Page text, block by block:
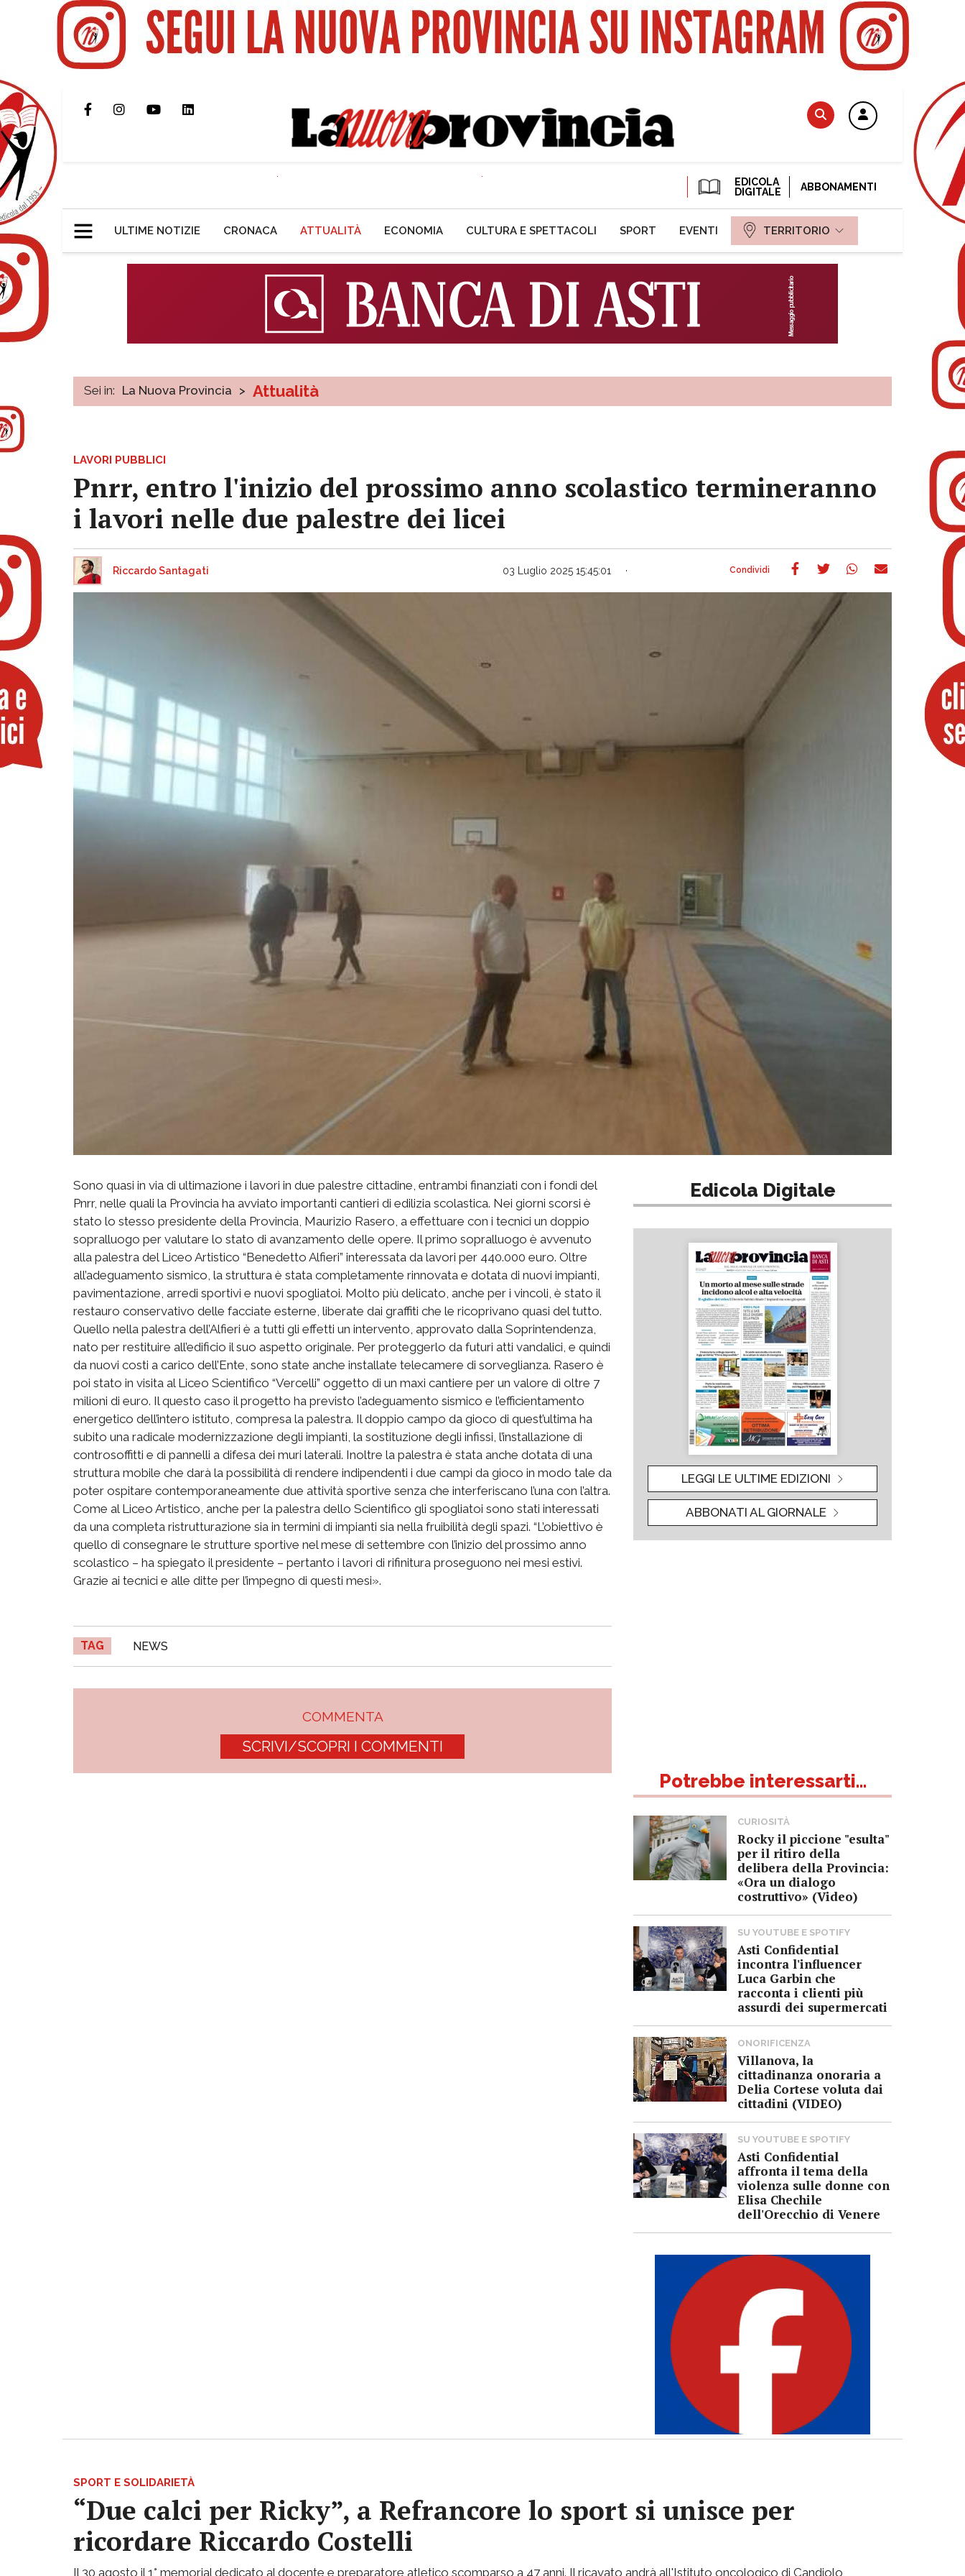
EDICOLA
DIGITALE
ABBONAMENTI
ULTIME NOTIZIE CRONACA ATTUALITÀ ECONOMIA CULTURA E SPETTACOLI SPORT EVENTI TERRITORIO
Sei in: La Nuova Provincia > Attualità
LAVORI PUBBLICI
Pnrr, entro l'inizio del prossimo anno scolastico termineranno
i lavori nelle due palestre dei licei
Riccardo Santagati 03 Luglio 2025 15:45:01
Sono quasi in via di ultimazione i lavori in due palestre cittadine, entrambi finanziati con i fondi del
Pnrr, nelle quali la Provincia ha avviato importanti cantieri di edilizia scolastica. Nei giorni scorsi è
stato lo stesso presidente della Provincia, Maurizio Rasero, a effettuare con i tecnici un doppio
sopralluogo per valutare lo stato di avanzamento delle opere. Il primo sopralluogo è avvenuto
alla palestra del Liceo Artistico “Benedetto Alfieri” interessata da lavori per 440.000 euro. Oltre
all’adeguamento sismico, la struttura è stata completamente rinnovata e dotata di nuovi impianti,
pavimentazione, arredi sportivi e nuovi spogliatoi. Molto più delicato, anche per i vincoli, è stato il
restauro conservativo delle facciate esterne, liberate dai graffiti che le ricoprivano quasi del tutto.
Quello nella palestra dell’Alfieri è a tutti gli effetti un intervento, approvato dalla Soprintendenza,
nato per restituire all’edificio il suo aspetto originale. Per proteggerlo da futuri atti vandalici, e quindi
da nuovi costi a carico dell’Ente, sono state anche installate telecamere di sorveglianza. Rasero è
poi stato in visita al Liceo Scientifico “Vercelli” oggetto di un maxi cantiere per un valore di oltre 7
milioni di euro. Il questo caso il progetto ha previsto l’adeguamento sismico e l’efficientamento
energetico dell’intero istituto, compresa la palestra. Il doppio campo da gioco di quest’ultima ha
subito una radicale modernizzazione degli impianti, la sostituzione degli infissi, l’installazione di
controsoffitti e di pannelli a difesa dei muri laterali. Inoltre la palestra è stata anche dotata di una
struttura mobile che darà la possibilità di rendere indipendenti i due campi da gioco in modo tale da
poter ospitare contemporaneamente due attività sportive senza che interferiscano l’una con l’altra.
Come al Liceo Artistico, anche per la palestra dello Scientifico gli spogliatoi sono stati interessati
da una completa ristrutturazione sia in termini di impianti sia nella fruibilità degli spazi. “L’obiettivo è
quello di consegnare le strutture sportive nel mese di settembre con l’inizio del prossimo anno
scolastico – ha spiegato il presidente – pertanto i lavori di rifinitura proseguono nei mesi estivi.
Grazie ai tecnici e alle ditte per l’impegno di questi mesi».
TAG NEWS
COMMENTA
SCRIVI/SCOPRI I COMMENTI
Edicola Digitale
LEGGI LE ULTIME EDIZIONI
ABBONATI AL GIORNALE
Potrebbe interessarti...
CURIOSITÀ
Rocky il piccione "esulta"
per il ritiro della
delibera della Provincia:
«Ora un dialogo
costruttivo» (Video)
SU YOUTUBE E SPOTIFY
Asti Confidential
incontra l'influencer
Luca Garbin che
racconta i clienti più
assurdi dei supermercati
ONORIFICENZA
Villanova, la
cittadinanza onoraria a
Delia Cortese voluta dai
cittadini (VIDEO)
SU YOUTUBE E SPOTIFY
Asti Confidential
affronta il tema della
violenza sulle donne con
Elisa Chechile
dell'Orecchio di Venere
SPORT E SOLIDARIETÀ
“Due calci per Ricky”, a Refrancore lo sport si unisce per
ricordare Riccardo Costelli
Il 30 agosto il 1° memorial dedicato al docente e preparatore atletico scomparso a 47 anni. Il ricavato andrà all'Istituto oncologico di Candiolo